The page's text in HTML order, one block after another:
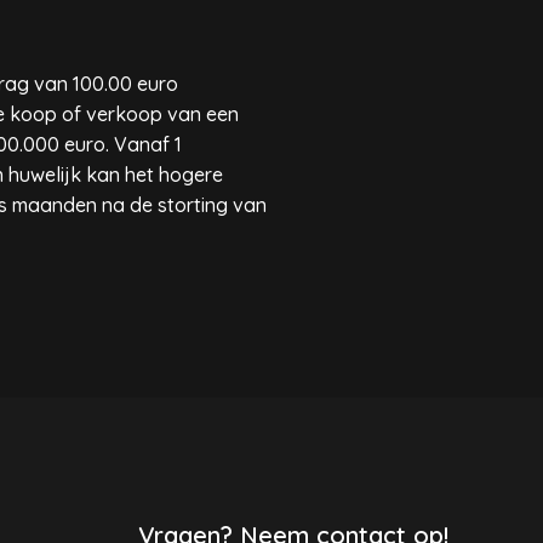
van 100.00 euro
koop of verkoop van een
euro. Vanaf 1
huwelijk kan het hogere
maanden na de storting van
Vragen? Neem contact op!